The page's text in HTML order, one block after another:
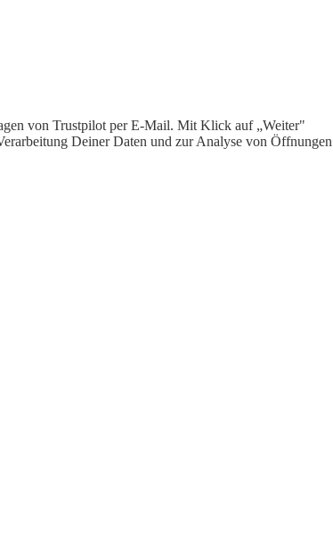
von Trustpilot per E-Mail. Mit Klick auf „Weiter"
Deiner Daten und zur Analyse von Öffnungen